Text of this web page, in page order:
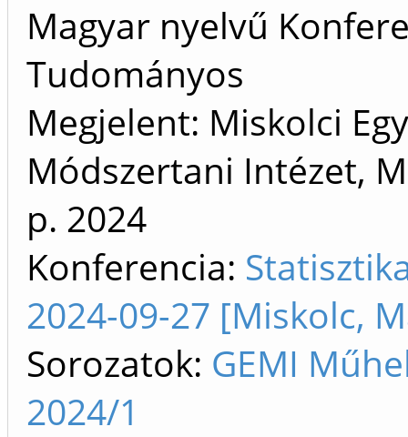
Magyar nyelvű
Tudományos
Megjelent: Miskolci
Módszertani Intézet,
p. 2024
Konferencia:
2024-09-27 [Miskolc,
Sorozatok: GEMI
2024/1